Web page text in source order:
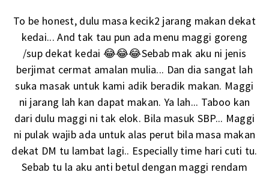
To be honest, dulu masa kecik2 jarang makan dekat
kedai... And tak tau pun ada menu maggi goreng
/sup dekat kedai 😂😂😂Sebab mak aku ni jenis
berjimat cermat amalan mulia... Dan dia sangat lah
suka masak untuk kami adik beradik makan. Maggi
ni jarang lah kan dapat makan. Ya lah... Taboo kan
dari dulu maggi ni tak elok. Bila masuk SBP... Maggi
ni pulak wajib ada untuk alas perut bila masa makan
dekat DM tu lambat lagi.. Especially time hari cuti tu.
Sebab tu la aku anti betul dengan maggi rendam